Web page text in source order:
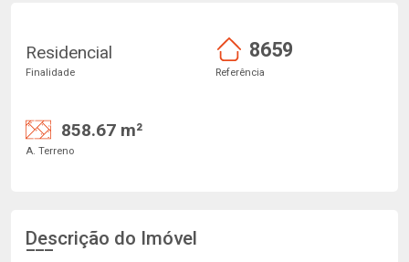
Residencial
Finalidade
8659
Referência
858.67 m²
A. Terreno
Descrição do Imóvel